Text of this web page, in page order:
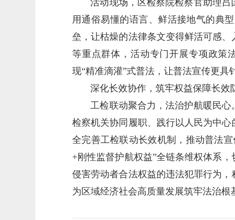
活动现场，区检察院检察官助理吕
用通俗易懂的语言、鲜活接地气的典
垒，让枯燥的法律条文变得鲜活可感
等重点群体，活动专门开展专项政策
现“精准滴灌”式普法，让普法宣传更具
深化长效协作，筑牢权益保障长效
工检联动聚合力，法治护航暖民
检察机关协同履职、践行以人民为中心
全完善工检联动长效机制，推动普法
+刚性监督护航权益”全链条维权体系
侵害劳动者合法权益的违法犯罪行为
为区域经济社会高质量发展筑牢法治根